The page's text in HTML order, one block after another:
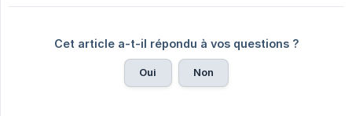
Cet article a-t-il répondu à vos questions ?
Oui Non